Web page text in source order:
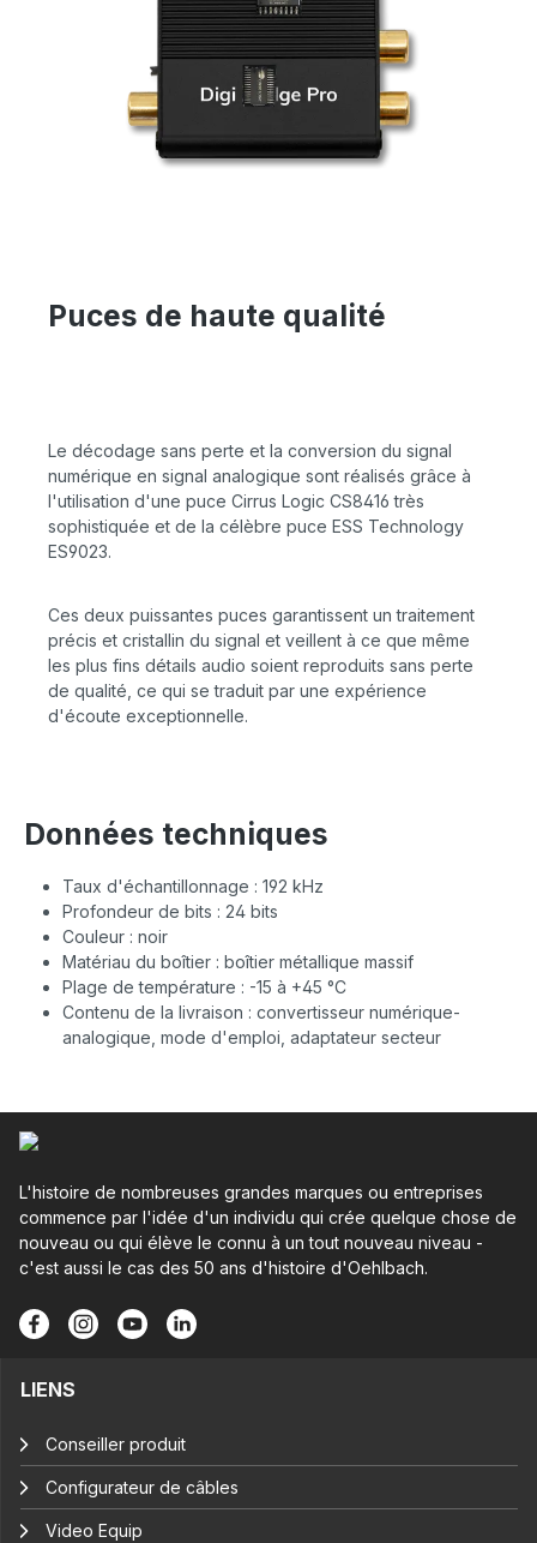
Puces de haute qualité
Le décodage sans perte et la conversion du signal
numérique en signal analogique sont réalisés grâce à
l'utilisation d'une puce Cirrus Logic CS8416 très
sophistiquée et de la célèbre puce ESS Technology
ES9023.
Ces deux puissantes puces garantissent un traitement
précis et cristallin du signal et veillent à ce que même
les plus fins détails audio soient reproduits sans perte
de qualité, ce qui se traduit par une expérience
d'écoute exceptionnelle.
Données techniques
Taux d'échantillonnage : 192 kHz
Profondeur de bits : 24 bits
Couleur : noir
Matériau du boîtier : boîtier métallique massif
Plage de température : -15 à +45 °C
Contenu de la livraison : convertisseur numérique-
analogique, mode d'emploi, adaptateur secteur
L'histoire de nombreuses grandes marques ou entreprises
commence par l'idée d'un individu qui crée quelque chose de
nouveau ou qui élève le connu à un tout nouveau niveau -
c'est aussi le cas des 50 ans d'histoire d'Oehlbach.
LIENS
Conseiller produit
Configurateur de câbles
Video Equip